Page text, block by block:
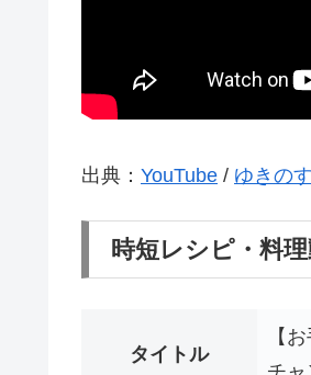
出典： YouTube / ゆきの
時短レシピ・料
タイトル
【